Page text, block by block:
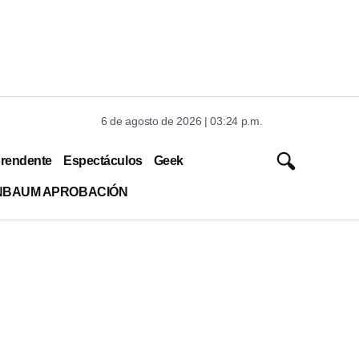
6 de agosto de 2026 | 03:24 p.m.
Espectáculos Geek
APROBACIÓN